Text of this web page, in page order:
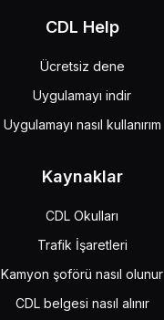
CDL Help
Ücretsiz dene
Uygulamayı indir
Uygulamayı nasıl kullanırım
Kaynaklar
CDL Okulları
Trafik İşaretleri
Kamyon şoförü nasıl olunur
CDL belgesi nasıl alınır